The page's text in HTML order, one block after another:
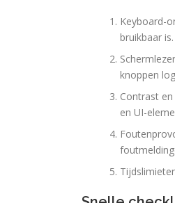
Keyboard-
bruikbaar is.
knoppen
Contrast
en UI-